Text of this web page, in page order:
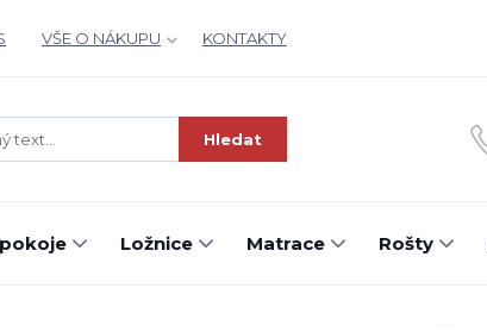
VŠE O NÁKUPU KONTAKTY
Hledat
Ložnice Matrace Rošty